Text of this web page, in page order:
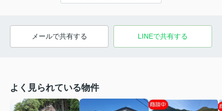
メールで共有する LINEで共有する
よく見られている物件